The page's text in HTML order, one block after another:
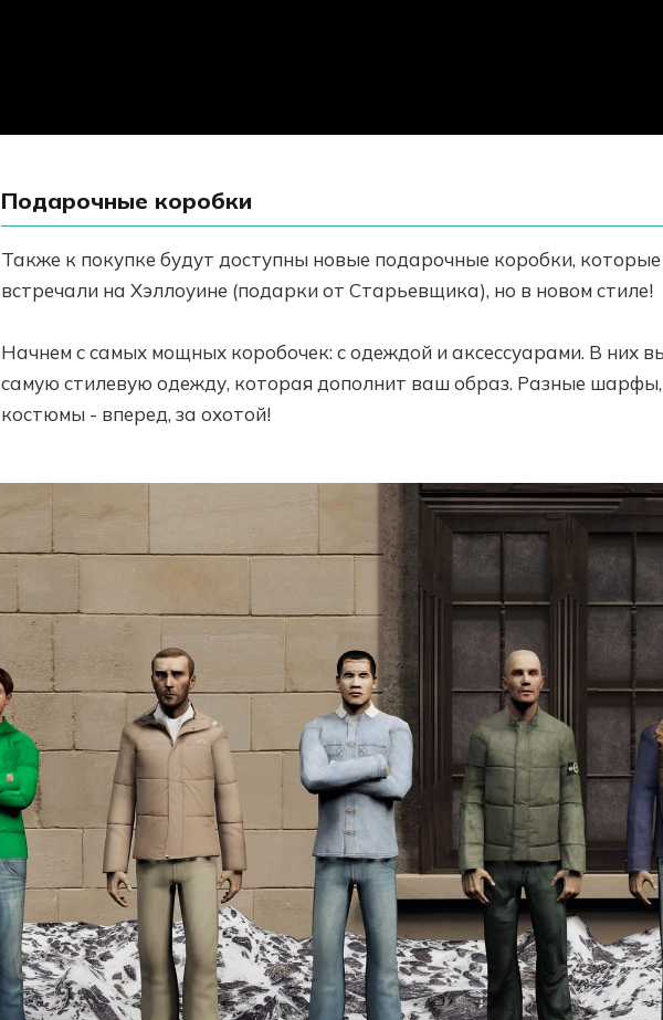
Подарочные коробки
Также к покупке будут доступны новые подарочные коробки,
встречали на Хэллоуине (подарки от Старьевщика), но в новом стиле!
Начнем с самых мощных коробочек: с одеждой и аксессуарами. В них
самую стилевую одежду, которая дополнит ваш образ. Разные
костюмы - вперед, за охотой!